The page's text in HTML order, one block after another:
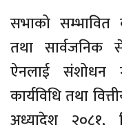
सभाको सम्भावित
तथा सार्वजनिक
ऐनलाई संशोधन
कार्यविधि तथा